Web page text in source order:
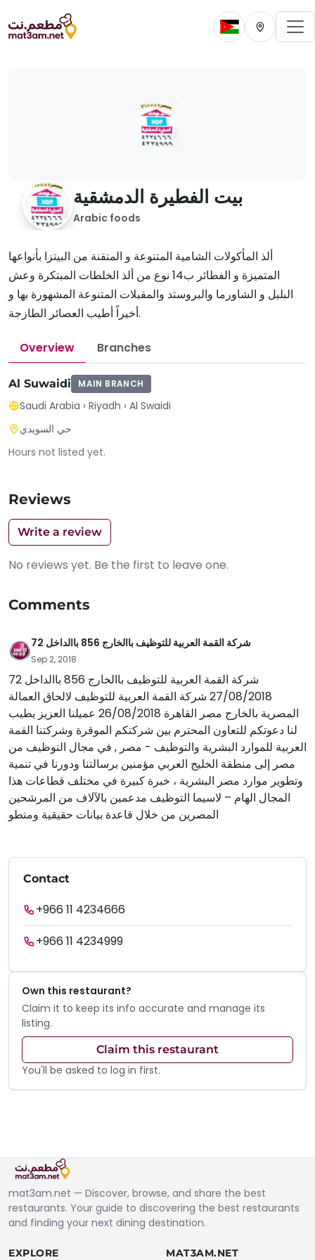
Change current
Change
بيت الفطيرة الدمشقية
Arabic foods
ألذ المأكولات الشامية المتنوعة و المتقنة من البيتزا بأنواعها
المتميزة و الفطائر ب14 نوع من ألذ الخلطات المبتكرة وعش
البلبل و الشاورما والبروستد والمقبلات المتنوعة المشهورة بها و
أخيراً أطيب العصائر الطازجة.
Overview Branches
Al Suwaidi MAIN BRANCH
Saudi Arabia › Riyadh › Al Swaidi
حي السويدي
Hours not listed yet.
Reviews
Write a review
No reviews yet. Be the first to leave one.
Comments
شركة القمة العربية للتوظيف باالخارج 856 باالداخل 72
Sep 2, 2018
شركة القمة العربية للتوظيف باالخارج 856 باالداخل 72
27/08/2018 شركة القمة العربية للتوظيف لالحاق العمالة
المصرية بالخارج مصر القاهرة 26/08/2018 عميلنا العزيز يطيب
لنا دعوتكم للتعاون المحترم بين شركتكم الموقرة وشركتنا القمة
العربية للموارد البشرية والتوظيف - مصر , في مجال التوظيف من
مصر إلى منطقة الخليج العربي مؤمنين برسالتنا ودورنا في تنمية
وتطوير موارد مصر البشرية ، خبرة كبيرة في مختلف قطاعات هذا
المجال الهام – لاسيما التوظيف مدعمين بالآلاف من المرشحين
المصرين من خلال قاعدة بيانات حقيقية ومتطو
Contact
+966 11 4234666
+966 11 4234999
Own this restaurant?
Claim it to keep its info accurate and manage its
listing.
Claim this restaurant
You'll be asked to log in first.
mat3am.net — Discover, browse, and share the best
restaurants. Your guide to discovering the best restaurants
and finding your next dining destination.
EXPLORE MAT3AM.NET